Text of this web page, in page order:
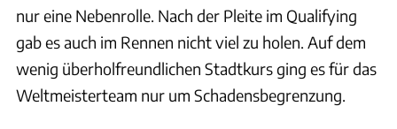
nur eine Nebenrolle. Nach der Pleite im Qualifying
gab es auch im Rennen nicht viel zu holen. Auf dem
wenig überholfreundlichen Stadtkurs ging es für das
Weltmeisterteam nur um Schadensbegrenzung.